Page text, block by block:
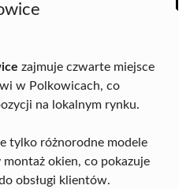
zajmuje czwarte miejsce
w Polkowicach, co
na lokalnym rynku.
tylko różnorodne modele
okien, co pokazuje
obsługi klientów.